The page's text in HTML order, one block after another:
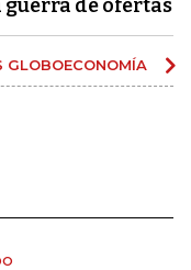
de ofertas
GLOBOECONOMÍA